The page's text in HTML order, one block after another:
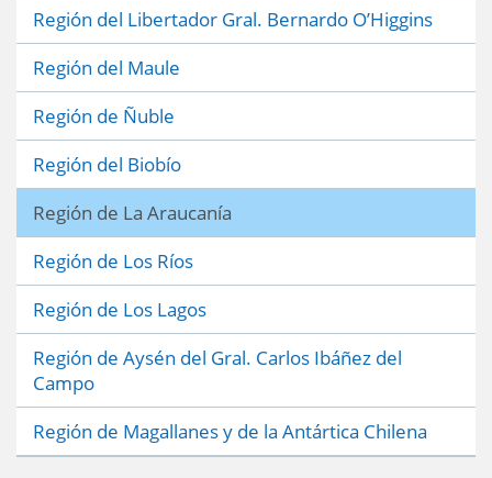
Región del Libertador Gral. Bernardo O’Higgins
Región del Maule
Región de Ñuble
Región del Biobío
Región de La Araucanía
Región de Los Ríos
Región de Los Lagos
Región de Aysén del Gral. Carlos Ibáñez del
Campo
Región de Magallanes y de la Antártica Chilena